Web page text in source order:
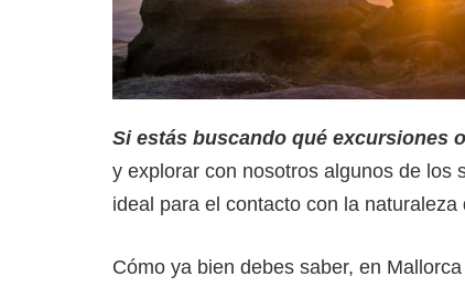
Si estás buscando qué excursiones
y explorar con nosotros algunos de los
ideal para el contacto con la naturaleza
Cómo ya bien debes saber, en